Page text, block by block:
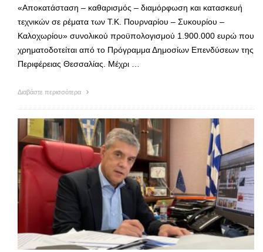
«Αποκατάσταση – καθαρισμός – διαμόρφωση και κατασκευή
τεχνικών σε ρέματα των Τ.Κ. Πουρναρίου – Συκουρίου –
Καλοχωρίου» συνολικού προϋπολογισμού 1.900.000 ευρώ που
χρηματοδοτείται από το Πρόγραμμα Δημοσίων Επενδύσεων της
Περιφέρειας Θεσσαλίας. Μέχρι …
Διαβάστε περισσότερα